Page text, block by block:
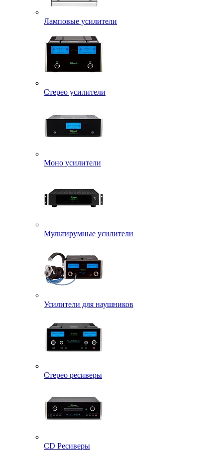
Ламповые усилители
Стерео усилители
Моно усилители
Мультирумные усилители
Усилители для наушников
Стерео ресиверы
CD Ресиверы